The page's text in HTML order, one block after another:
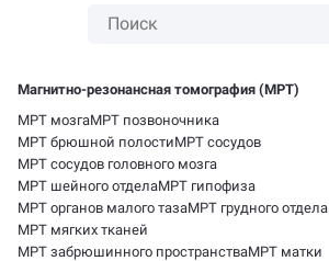
Магнитно-резонансная томография (МРТ)
МРТ мозгаМРТ позвоночника
МРТ брюшной полостиМРТ сосудов
МРТ сосудов головного мозга
МРТ шейного отделаМРТ гипофиза
МРТ органов малого тазаМРТ грудного отдела
МРТ мягких тканей
МРТ забрюшинного пространстваМРТ матки